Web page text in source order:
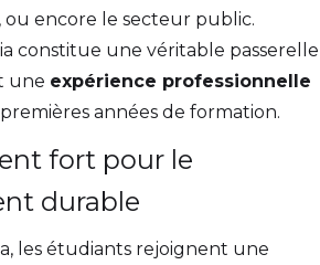
ou encore le secteur public.
constitue une véritable passerelle
une expérience professionnelle
années de formation.
fort pour le
durable
les étudiants rejoignent une